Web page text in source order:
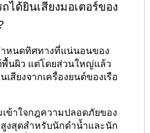
ได้ยินเสียงมอเตอร์ของ
ำหนดทิศทางที่แน่นอนของ
นผิว แต่โดยส่วนใหญ่แล้ว
สียงจากเครื่องยนต์ของเรือ
ข้าใจกฎความปลอดภัยของ
งสุดสำหรับนักดำน้ำและนัก